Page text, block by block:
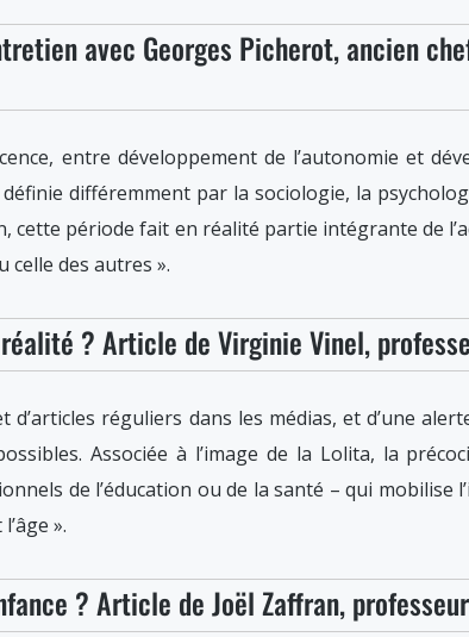
avec Georges Picherot, ancien
entre développement de l’autonomie et
différemment par la sociologie, la
cette période fait en réalité partie intégrante de
celle des autres ».
? Article de Virginie Vinel,
réguliers dans les médias, et d’une
Associée à l’image de la Lolita, la
de l’éducation ou de la santé – qui mobilise
».
? Article de Joël Zaffran,